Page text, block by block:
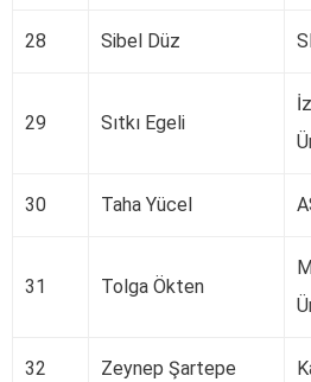
28 Sibel Düz
29 Sıtkı Egeli
30 Taha Yücel
31 Tolga Ökten
32 Zeynep Şartepe